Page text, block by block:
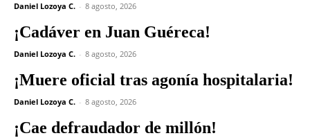
Daniel Lozoya C. - 8 agosto, 2026
¡Cadáver en Juan Guéreca!
Daniel Lozoya C. - 8 agosto, 2026
¡Muere oficial tras agonía hospitalaria!
Daniel Lozoya C. - 8 agosto, 2026
¡Cae defraudador de millón!